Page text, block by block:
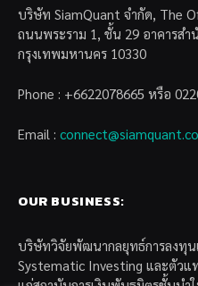
บริษัท SiamQuant จำกัด, The
ถนนพระราม 1, ชั้น 29 อาคารส
กรุงเทพมหานคร 10330
Phone : +6622078665 หรือ
Email :
OUR BUSINESS:
บริษัทวิจัยพัฒนากลยุทธ์การลงทุ
Systematic Investing และตัว